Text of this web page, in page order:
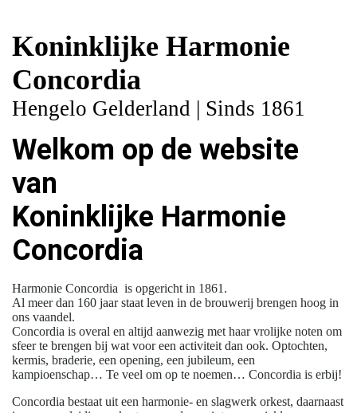
Koninklijke Harmonie
Concordia
Hengelo Gelderland | Sinds 1861
Welkom op de website
van
Koninklijke Harmonie
Concordia
Harmonie Concordia is opgericht in 1861.
Al meer dan 160 jaar staat leven in de brouwerij brengen hoog in
ons vaandel.
Concordia is overal en altijd aanwezig met haar vrolijke noten om
sfeer te brengen bij wat voor een activiteit dan ook. Optochten,
kermis, braderie, een opening, een jubileum, een
kampioenschap… Te veel om op te noemen… Concordia is erbij!
Concordia bestaat uit een harmonie- en slagwerk orkest, daarnaast